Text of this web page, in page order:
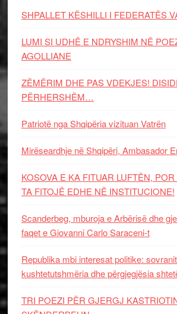
SHPALLET KËSHILLI I FEDERATËS
LUMI SI UDHË E NDRYSHIM NË
AGOLLIANE
ZËMËRIM DHE PAS VDEKJES!
PËRHERSHËM…
Patriotë nga Shqipëria vizituan Vatrën
Mirëseardhje në Shqipëri, Ambasador
KOSOVA E KA FITUAR LUFTËN,
TA FITOJË EDHE NË INSTITUCIONE!
Scanderbeg, mburoja e Arbërisë dhe
faqet e Giovanni Carlo Saraceni-t
Republika mbi interesat politike:
kushtetutshmëria dhe përgjegjësia
TRI POEZI PËR GJERGJ